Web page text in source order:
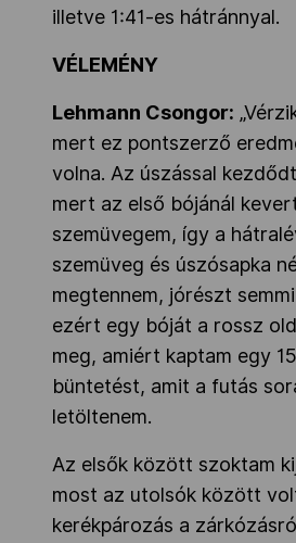
illetve 1:41-es hátránnyal.
VÉLEMÉNY
Lehmann Csongor:
mert ez pontszerző
volna. Az úszással
mert az első bójánál
szemüvegem, így a
szemüveg és úszósapka
megtennem, jórészt
ezért egy bóját a rossz
meg, amiért kaptam egy
büntetést, amit a futás
letöltenem.
Az elsők között szoktam
most az utolsók között
kerékpározás a